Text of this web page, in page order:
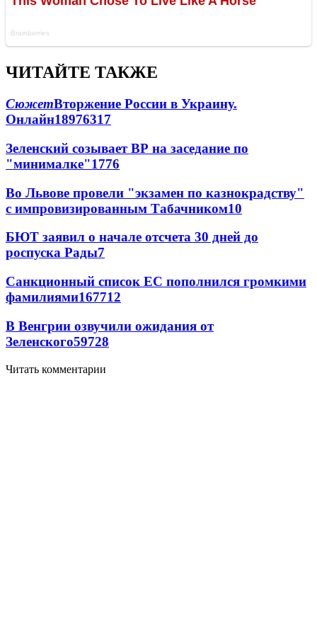
ЧИТАЙТЕ ТАКЖЕ
СюжетВторжение России в Украину.
Онлайн18976317
Зеленский созывает ВР на заседание по
"минималке"1776
Во Львове провели "экзамен по казнокрадству"
с импровизированным Табачником10
БЮТ заявил о начале отсчета 30 дней до
роспуска Рады7
Санкционный список ЕС пополнился громкими
фамилиями167712
В Венгрии озвучили ожидания от
Зеленского59728
Читать комментарии